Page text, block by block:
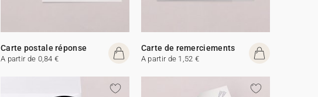
Carte postale réponse
A partir de 0,84 €
Carte de remerciements
A partir de 1,52 €